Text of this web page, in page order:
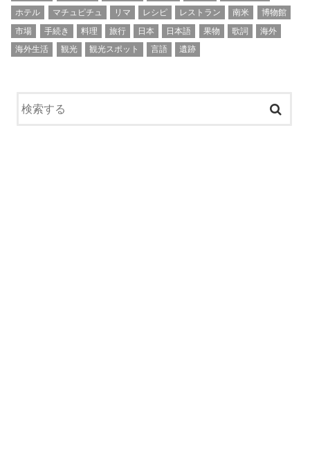
ホテル
マチュピチュ リマ レシピ レストラン 南米
博物館
市場
手続き 料理 旅行 日本 日本語 果物 歌詞
海外
海外生活
観光 観光スポット 言語 遺跡